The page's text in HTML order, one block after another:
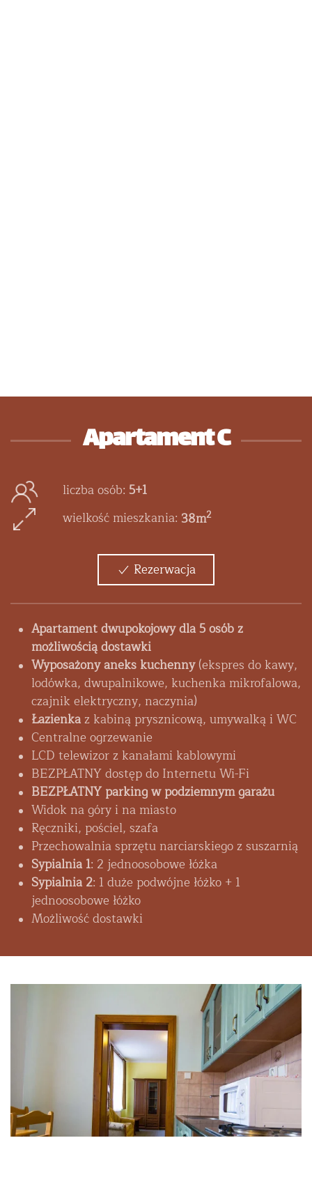
Apartament C
liczba osób: 5+1
wielkość mieszkania: 38m2
Rezerwacja
Apartament dwupokojowy dla 5 osób z
możliwością dostawki
Wyposażony aneks kuchenny(ekspres do kawy,
lodówka, dwupalnikowe, kuchenka mikrofalowa,
czajnik elektryczny, naczynia)
Łazienkaz kabiną prysznicową, umywalką i WC
Centralne ogrzewanie
LCD telewizor z kanałami kablowymi
BEZPŁATNY dostęp do Internetu Wi-Fi
BEZPŁATNY parking w podziemnym garażu
Widok na góry i na miasto
Ręczniki, pościel, szafa
Przechowalnia sprzętu narciarskiego z suszarnią
Sypialnia 1: 2 jednoosobowe łóżka
Sypialnia 2: 1 duże podwójne łóżko + 1
jednoosobowe łóżko
Możliwość dostawki